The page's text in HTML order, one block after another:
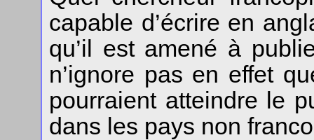
capable d’écrire en
qu’il est amené à
n’ignore pas en effet
pourraient atteindre le
dans les pays non